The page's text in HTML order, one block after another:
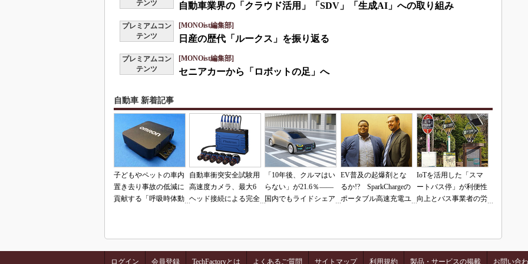
テンツ 自動車業界の「クラウド活用」「SDV」「生成AI」への取り組み
プレミアムコン
テンツ
[MONOist編集部]
日産の歴代「ルークス」を振り返る
プレミアムコン
テンツ
[MONOist編集部]
セニアカーから「ロボットの足」へ
自動車 新着記事
子どもやペットの車内
置き去り事故の低減に
貢献する「呼吸時体動
自動車衝突安全試験用
高速度カメラ、最大6
ヘッド接続による完全
「10年後、クルマはい
らない」が21.6％――
国内でもライドシェア
EV普及の起爆剤とな
るか!? SparkChargeの
ポータブル高速充電ユ
IoTを活用した「スマ
ートバス停」が利便性
向上とバス事業者の労
ログイン 会員登録 TechFactoryとは よくあるご質問 サイトマップ 利用規約 製品・サービスの掲載 お問い合